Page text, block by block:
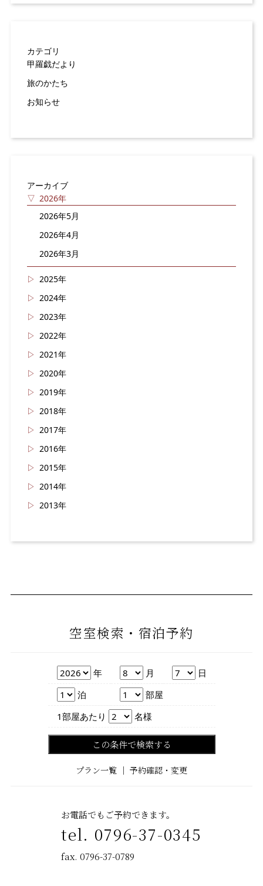
カテゴリ
甲羅戯だより
旅のかたち
お知らせ
アーカイブ
2026年
2026年5月
2026年4月
2026年3月
2025年
2024年
2023年
2022年
2021年
2020年
2019年
2018年
2017年
2016年
2015年
2014年
2013年
空室検索・宿泊予約
年 年 月 月 日
日
泊数 泊 部屋数 部屋
1部屋あたり
人数 名様
この条件で検索する
プラン一覧 ｜ 予約確認・変更
お電話でもご予約できます。
tel. 0796-37-0345
fax. 0796-37-0789